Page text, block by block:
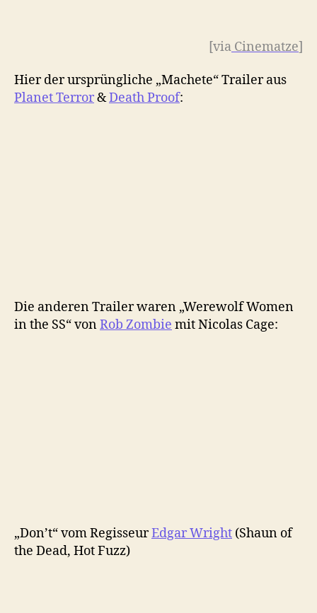
[via Cinematze]
Hier der ursprüngliche „Machete“ Trailer aus
Planet Terror&Death Proof:
Die anderen Trailer waren „Werewolf Women
in the SS“ vonRob Zombie mit Nicolas Cage:
„Don’t“ vom RegisseurEdgar Wright (Shaun of
the Dead, Hot Fuzz)